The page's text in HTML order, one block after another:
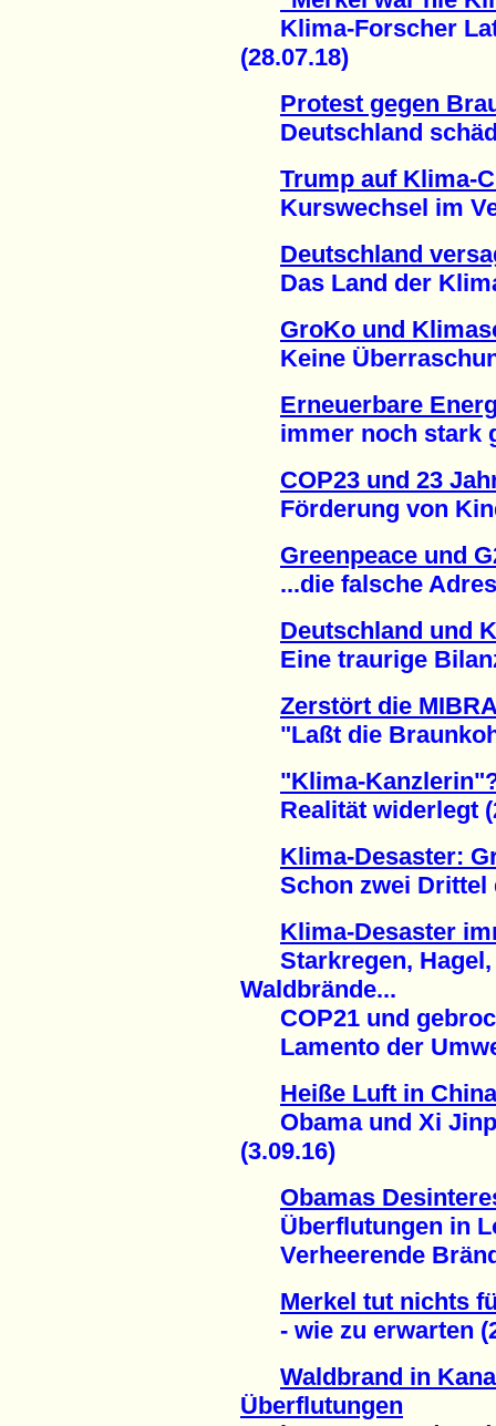
Klima-Forscher
(28.07.18)
Protest gegen
Deutschland
Trump auf Klima-
Kurswechsel im
Deutschland
Das Land der
GroKo und
Keine
Erneuerbare
immer noch stark
COP23 und 23
Förderung von
Greenpeace und
...die falsche
Deutschland und
Eine traurige
Zerstört die
"Laßt die
"Klima-
Realität widerlegt
Klima-Desaster:
Schon zwei Drittel
Klima-Desaster
Starkregen, Hagel,
Waldbrände...
COP21 und
Lamento der
Heiße Luft in China
Obama und Xi
(3.09.16)
Obamas
Überflutungen in
Verheerende
Merkel tut nichts
- wie zu erwarten
Waldbrand in
Überflutungen